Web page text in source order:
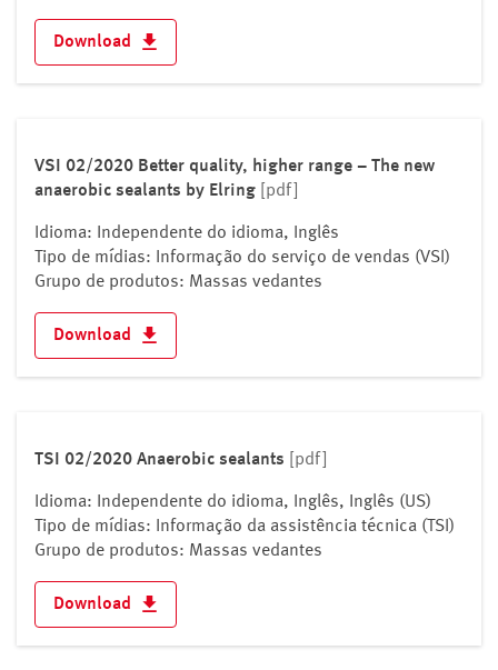
Download
VSI 02/2020 Better quality, higher range – The new
anaerobic sealants by Elring
[pdf]
Idioma: Independente do idioma, Inglês
Tipo de mídias: Informação do serviço de vendas (VSI)
Grupo de produtos: Massas vedantes
Download
TSI 02/2020 Anaerobic sealants [pdf]
Idioma: Independente do idioma, Inglês, Inglês (US)
Tipo de mídias: Informação da assistência técnica (TSI)
Grupo de produtos: Massas vedantes
Download